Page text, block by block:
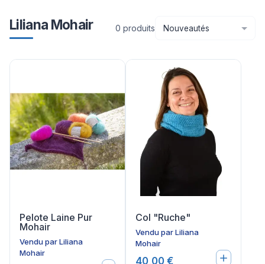
Liliana Mohair 0 produits Nouveautés
Pelote Laine Pur
Mohair
Vendu parLiliana
Mohair
Col "Ruche"
Vendu parLiliana
Mohair
40,00 €